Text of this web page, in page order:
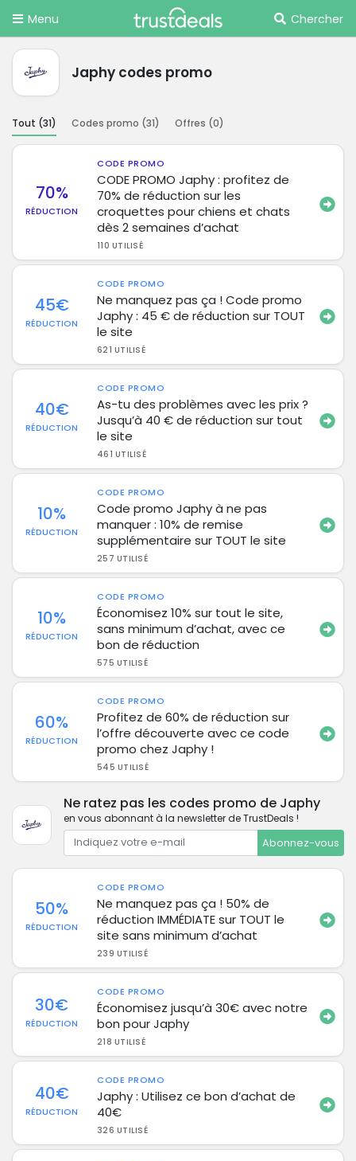
Menu Chercher
Japhy codes promo
Tout (31) Codes promo (31) Offres (0)
70%
RÉDUCTION
CODE PROMO
CODE PROMO Japhy : profitez de
70% de réduction sur les
croquettes pour chiens et chats
dès 2 semaines d’achat
110 UTILISÉ
45€
RÉDUCTION
CODE PROMO
Ne manquez pas ça ! Code promo
Japhy : 45 € de réduction sur TOUT
le site
621 UTILISÉ
40€
RÉDUCTION
CODE PROMO
As-tu des problèmes avec les prix ?
Jusqu’à 40 € de réduction sur tout
le site
461 UTILISÉ
10%
RÉDUCTION
CODE PROMO
Code promo Japhy à ne pas
manquer : 10% de remise
supplémentaire sur TOUT le site
257 UTILISÉ
10%
RÉDUCTION
CODE PROMO
Économisez 10% sur tout le site,
sans minimum d’achat, avec ce
bon de réduction
575 UTILISÉ
60%
RÉDUCTION
CODE PROMO
Profitez de 60% de réduction sur
l’offre découverte avec ce code
promo chez Japhy !
545 UTILISÉ
Ne ratez pas les codes promo de Japhy
en vous abonnant à la newsletter de TrustDeals !
Abonnez-vous
50%
RÉDUCTION
CODE PROMO
Ne manquez pas ça ! 50% de
réduction IMMÉDIATE sur TOUT le
site sans minimum d’achat
239 UTILISÉ
30€
RÉDUCTION
CODE PROMO
Économisez jusqu’à 30€ avec notre
bon pour Japhy
218 UTILISÉ
40€
RÉDUCTION
CODE PROMO
Japhy : Utilisez ce bon d’achat de
40€
326 UTILISÉ